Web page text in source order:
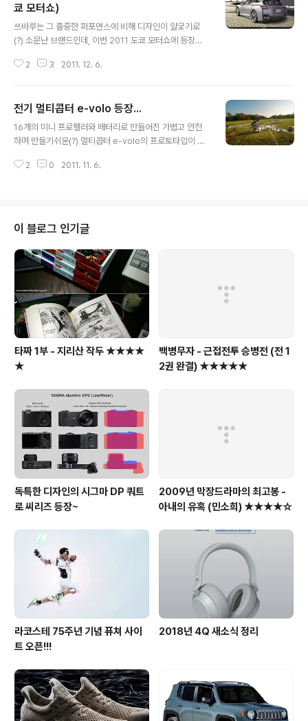
쿄 모터쇼)
쓰바루는 그 출중한 퍼포먼스에 비해 디자인이 얄궃기로
(?) 소문난 브랜드인데, 이번 2011 도쿄 모터쇼에 등장한
로 다이나믹하고 세련미가 넘쳐 흐른다. 쓰바루의 슬로건
단하면서도 날카로운 느낌이 특유의 스포츠 왜건 디자인으
로 잘 완성되었다. 얼핏보면, K5나 아우디의 느낌이 나는
것도 사실이긴 하지만... 파워트레인쪽을 보자면... 연료직
진에 하이브리드 시스템을 얹었고 독특한 AWD 테크놀로
2 3 2011. 12. 6.
전기 멀티콥터 e-volo 등장...
16개의 미니 프로펠러와 배터리로 만들어진 가볍고 안전
하며 만들기쉬운(?) 멀티콥터 e-volo의 프로토타입이 저
: 5m x 5m 2) 전체중량 : 배터리 포함 80kg 3) 개발자 :
탑재된 리튬이온 배터리로 최대 20분간 비행가능 - 프로
토타입의 최대 페이로드는 약 80kg 5) 향후 계획 : 2012
년에 상용화 계획을 발표할 예정 http://www.e-volo.co
m/Home.html
2 0 2011. 11. 6.
이 블로그 인기글
타짜 1부 - 지리산 작두 ★★★★
★
백병무자 - 근접전투 승병전 (전 1
2권 완결) ★★★★★
독특한 디자인의 시그마 DP 쿼트
로 씨리즈 등장~
2009년 막장드라마의 최고봉 -
아내의 유혹 (민소희) ★★★★☆
라코스테 75주년 기념 퓨쳐 사이
트 오픈!!!
2018년 4Q 새소식 정리